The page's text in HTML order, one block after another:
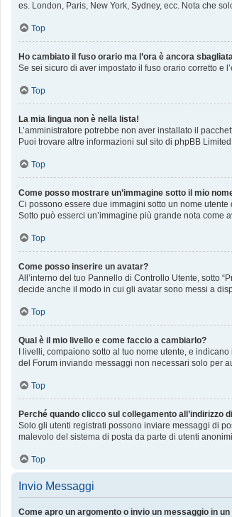
es. London, Paris, New York, Sydney, ecc. Nota che
Top
Ho cambiato il fuso orario ma l’ora è ancora
Se sei sicuro di aver impostato il fuso orario corretto e
Top
La mia lingua non è nella lista!
L’amministratore potrebbe non aver installato il
Puoi trovare altre informazioni sul sito di phpBB
Top
Come posso mostrare un’immagine sotto il mio
Ci possono essere due immagini sotto un nome
Sotto può esserci un’immagine più grande nota come
Top
Come posso inserire un avatar?
All’interno del tuo Pannello di Controllo Utente, sotto
decide anche il modo in cui gli avatar sono messi a
Top
Qual è il mio livello e come faccio a cambiarlo?
I livelli, compaiono sotto al tuo nome utente, e
del Forum inviando messaggi non necessari solo per
Top
Perché quando clicco sul collegamento
Solo gli utenti registrati possono inviare messaggi di
malevolo del sistema di posta da parte di utenti
Top
Invio Messaggi
Come apro un argomento o invio un messaggio in